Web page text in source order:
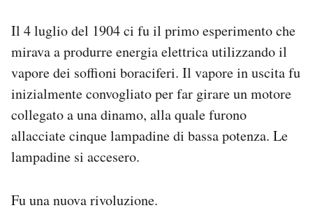
Il 4 luglio del 1904 ci fu il primo esperimento che
mirava a produrre energia elettrica utilizzando il
vapore dei soffioni boraciferi. Il vapore in uscita fu
inizialmente convogliato per far girare un motore
collegato a una dinamo, alla quale furono
allacciate cinque lampadine di bassa potenza. Le
lampadine si accesero.
Fu una nuova rivoluzione.